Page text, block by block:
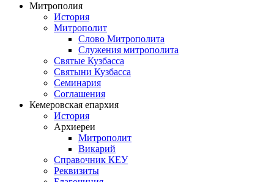
Митрополия
История
Митрополит
Слово Митрополита
Служения митрополита
Святые Кузбасса
Святыни Кузбасса
Семинария
Соглашения
Кемеровская епархия
История
Архиереи
Митрополит
Викарий
Справочник КЕУ
Реквизиты